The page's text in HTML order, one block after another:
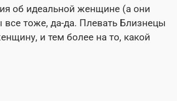
об идеальной женщине (а они
тоже, да-да. Плевать Близнецы
и тем более на то, какой